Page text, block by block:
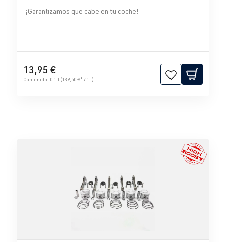
¡Garantizamos que cabe en tu coche!
13,95 €
Contenido: 0.1 l (139,50 €* / 1 l)